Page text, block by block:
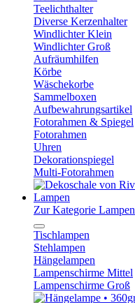
Teelichthalter
Diverse Kerzenhalter
Windlichter Klein
Windlichter Groß
Aufräumhilfen
Körbe
Wäschekorbe
Sammelboxen
Aufbewahrungsartikel
Fotorahmen & Spiegel
Fotorahmen
Uhren
Dekorationspiegel
Multi-Fotorahmen
Lampen
Zur Kategorie Lampen
Tischlampen
Stehlampen
Hängelampen
Lampenschirme Mittel
Lampenschirme Groß